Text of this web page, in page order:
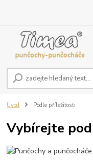
Úvod Podle příležitosti
Vybírejte